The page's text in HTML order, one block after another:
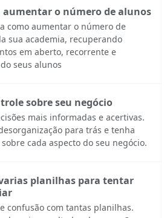
aumentar o número de alunos
como aumentar o número de
sua academia, recuperando
em aberto, recorrente e
seus alunos
sobre seu negócio
mais informadas e acertivas.
para trás e tenha
cada aspecto do seu negócio.
planilhas para tentar
confusão com tantas planilhas.